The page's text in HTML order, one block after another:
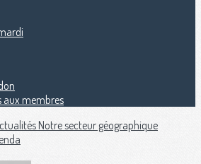
aux membres
Notre secteur géographique